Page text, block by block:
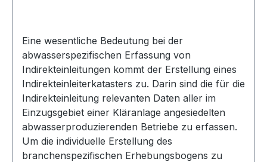
Eine wesentliche Bedeutung bei der
abwasserspezifischen Erfassung von
Indirekteinleitungen kommt der Erstellung eines
Indirekteinleiterkatasters zu. Darin sind die für die
Indirekteinleitung relevanten Daten aller im
Einzugsgebiet einer Kläranlage angesiedelten
abwasserproduzierenden Betriebe zu erfassen.
Um die individuelle Erstellung des
branchenspezifischen Erhebungsbogens zu